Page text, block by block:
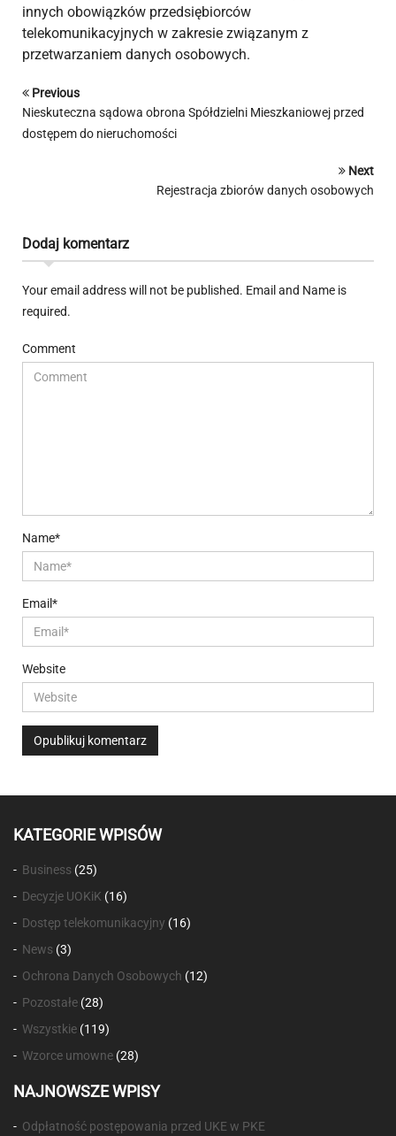
innych obowiązków przedsiębiorców
telekomunikacyjnych w zakresie związanym z
przetwarzaniem danych osobowych.
Previous
Nieskuteczna sądowa obrona Spółdzielni Mieszkaniowej przed
dostępem do nieruchomości
Next
Rejestracja zbiorów danych osobowych
Dodaj komentarz
Your email address will not be published. Email and Name is
required.
Comment
Name*
Email*
Website
KATEGORIE WPISÓW
Business (25)
Decyzje UOKiK (16)
Dostęp telekomunikacyjny (16)
News (3)
Ochrona Danych Osobowych (12)
Pozostałe (28)
Wszystkie (119)
Wzorce umowne (28)
NAJNOWSZE WPISY
Odpłatność postępowania przed UKE w PKE